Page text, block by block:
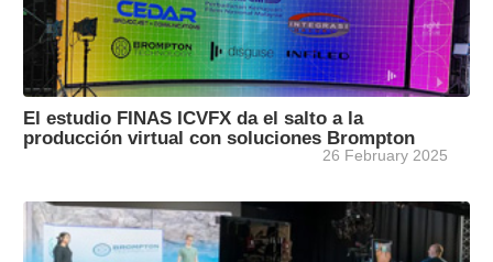
El estudio FINAS ICVFX da el salto a la
producción virtual con soluciones Brompton
26 February 2025